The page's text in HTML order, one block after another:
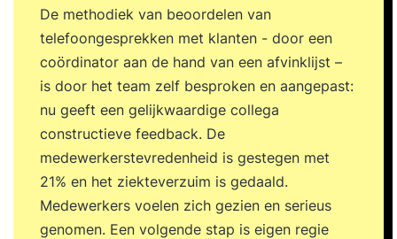
De methodiek van beoordelen van
telefoongesprekken met klanten - door een
coördinator aan de hand van een afvinklijst –
is door het team zelf besproken en aangepast:
nu geeft een gelijkwaardige collega
constructieve feedback. De
medewerkerstevredenheid is gestegen met
21% en het ziekteverzuim is gedaald.
Medewerkers voelen zich gezien en serieus
genomen. Een volgende stap is eigen regie